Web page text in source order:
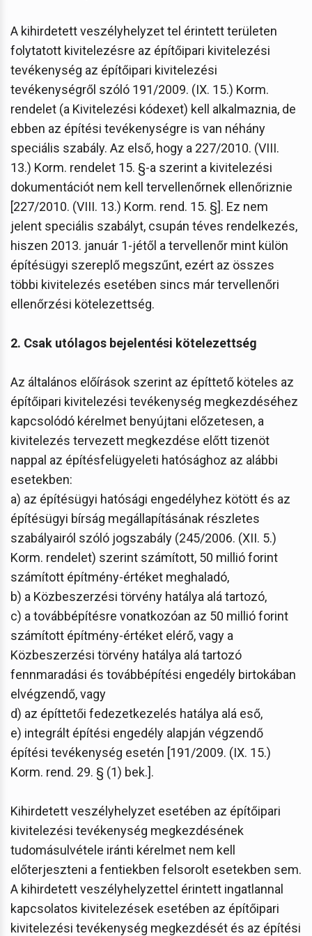
A kihirdetett veszélyhelyzet tel érintett területen
folytatott kivitelezésre az építőipari kivitelezési
tevékenység az építőipari kivitelezési
tevékenységről szóló 191/2009. (IX. 15.) Korm.
rendelet (a Kivitelezési kódexet) kell alkalmaznia, de
ebben az építési tevékenységre is van néhány
speciális szabály. Az első, hogy a 227/2010. (VIII.
13.) Korm. rendelet 15. §-a szerint a kivitelezési
dokumentációt nem kell tervellenőrnek ellenőriznie
[227/2010. (VIII. 13.) Korm. rend. 15. §]. Ez nem
jelent speciális szabályt, csupán téves rendelkezés,
hiszen 2013. január 1-jétől a tervellenőr mint külön
építésügyi szereplő megszűnt, ezért az összes
többi kivitelezés esetében sincs már tervellenőri
ellenőrzési kötelezettség.
2. Csak utólagos bejelentési kötelezettség
Az általános előírások szerint az építtető köteles az
építőipari kivitelezési tevékenység megkezdéséhez
kapcsolódó kérelmet benyújtani előzetesen, a
kivitelezés tervezett megkezdése előtt tizenöt
nappal az építésfelügyeleti hatósághoz az alábbi
esetekben:
a) az építésügyi hatósági engedélyhez kötött és az
építésügyi bírság megállapításának részletes
szabályairól szóló jogszabály (245/2006. (XII. 5.)
Korm. rendelet) szerint számított, 50 millió forint
számított építmény-értéket meghaladó,
b) a Közbeszerzési törvény hatálya alá tartozó,
c) a továbbépítésre vonatkozóan az 50 millió forint
számított építmény-értéket elérő, vagy a
Közbeszerzési törvény hatálya alá tartozó
fennmaradási és továbbépítési engedély birtokában
elvégzendő, vagy
d) az építtetői fedezetkezelés hatálya alá eső,
e) integrált építési engedély alapján végzendő
építési tevékenység esetén [191/2009. (IX. 15.)
Korm. rend. 29. § (1) bek.].
Kihirdetett veszélyhelyzet esetében az építőipari
kivitelezési tevékenység megkezdésének
tudomásulvétele iránti kérelmet nem kell
előterjeszteni a fentiekben felsorolt esetekben sem.
A kihirdetett veszélyhelyzettel érintett ingatlannal
kapcsolatos kivitelezések esetében az építőipari
kivitelezési tevékenység megkezdését és az építési